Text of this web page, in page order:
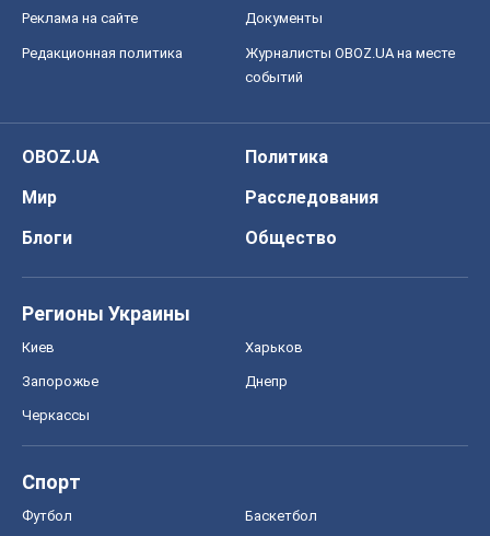
Реклама на сайте Документы
Редакционная политика
Журналисты OBOZ.UA на месте
событий
OBOZ.UA
Политика
Мир
Расследования
Блоги
Общество
Регионы Украины
Киев Харьков
Запорожье Днепр
Черкассы
Спорт
Футбол Баскетбол